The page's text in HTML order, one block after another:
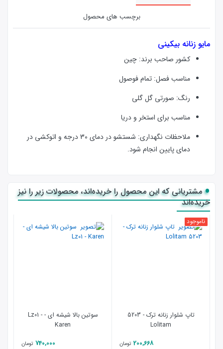
برچسب های محصول
مایو زنانه بیکینی
کشور صاحب برند: چین
مناسب فصل: تمام فوصول
رنگ: صورتی گل گلی
مناسب برای استخر و دریا
ملاحظات نگهداری: شستشو در دمای 30 درجه و اتوکشی در
دمای پایین انجام شود.
مشتریانی که این محصول را خریده‌اند، محصولات زیر را نیز
خریده‌اند
ناموجود
تاپ شلوار زنانه ترک - 5203
Lolitam
200,668 تومان
سوتین بالا شیشه ای - Lz01 -
Karen
740,000 تومان